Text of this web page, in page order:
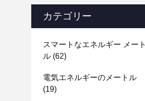
カテゴリー
スマートなエネルギー メート
ル (62)
電気エネルギーのメートル
(19)